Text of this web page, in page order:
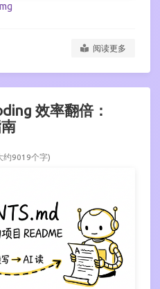
阅读更多
效率翻倍：
约9019个字)